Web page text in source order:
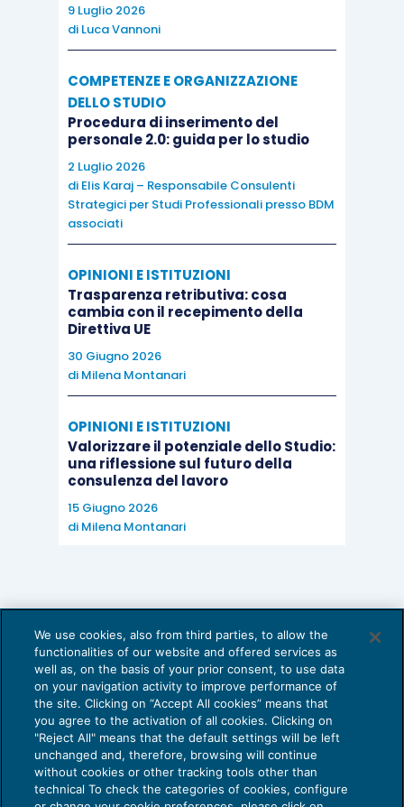
9 Luglio 2026
di Luca Vannoni
COMPETENZE E ORGANIZZAZIONE
DELLO STUDIO
Procedura di inserimento del
personale 2.0: guida per lo studio
2 Luglio 2026
di Elis Karaj – Responsabile Consulenti
Strategici per Studi Professionali presso BDM
associati
OPINIONI E ISTITUZIONI
Trasparenza retributiva: cosa
cambia con il recepimento della
Direttiva UE
30 Giugno 2026
di Milena Montanari
OPINIONI E ISTITUZIONI
Valorizzare il potenziale dello Studio:
una riflessione sul futuro della
consulenza del lavoro
15 Giugno 2026
di Milena Montanari
We use cookies, also from third parties, to allow the
functionalities of our website and offered services as
well as, on the basis of your prior consent, to use data
on your navigation activity to improve performance of
the site. Clicking on “Accept All cookies” means that
you agree to the activation of all cookies. Clicking on
"Reject All" means that the default settings will be left
unchanged and, therefore, browsing will continue
without cookies or other tracking tools other than
technical To check the categories of cookies, configure